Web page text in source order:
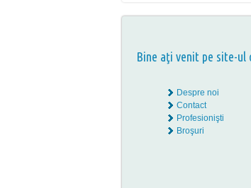
Bine aţi venit pe site-
Despre noi
Contact
Profesionişti
Broşuri